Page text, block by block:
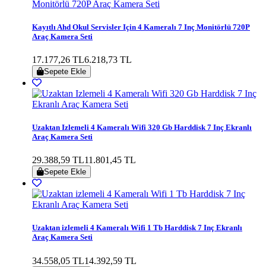
Kayıtlı Ahd Okul Servisler Için 4 Kameralı 7 Inç Monitörlü 720P
Araç Kamera Seti
17.177,26 TL6.218,73 TL
Sepete Ekle
Uzaktan Izlemeli 4 Kameralı Wifi 320 Gb Harddisk 7 Inç Ekranlı
Araç Kamera Seti
29.388,59 TL11.801,45 TL
Sepete Ekle
Uzaktan izlemeli 4 Kameralı Wifi 1 Tb Harddisk 7 Inç Ekranlı
Araç Kamera Seti
34.558,05 TL14.392,59 TL